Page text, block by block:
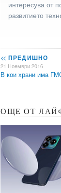
интересува от
развитието
<< ПРЕДИШНО
21 Ноември 2016
В кои храни има
ОЩЕ ОТ